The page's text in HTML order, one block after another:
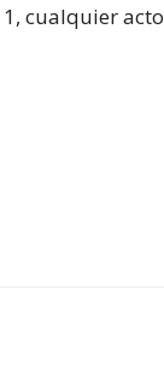
cualquier acto